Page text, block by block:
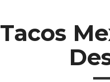
Tacos